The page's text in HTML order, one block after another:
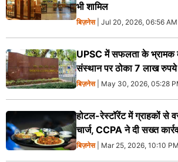
भी शामिल
बिज़नेस| Jul 20, 2026, 06:56 AM
UPSC में सफलता के भ्रामक
संस्थान पर ठोका 7 लाख रुपये
बिज़नेस| May 30, 2026, 05:28
होटल-रेस्टॉरेंट में ग्राहकों से
चार्ज, CCPA ने दी सख्त
बिज़नेस| Mar 25, 2026, 10:10